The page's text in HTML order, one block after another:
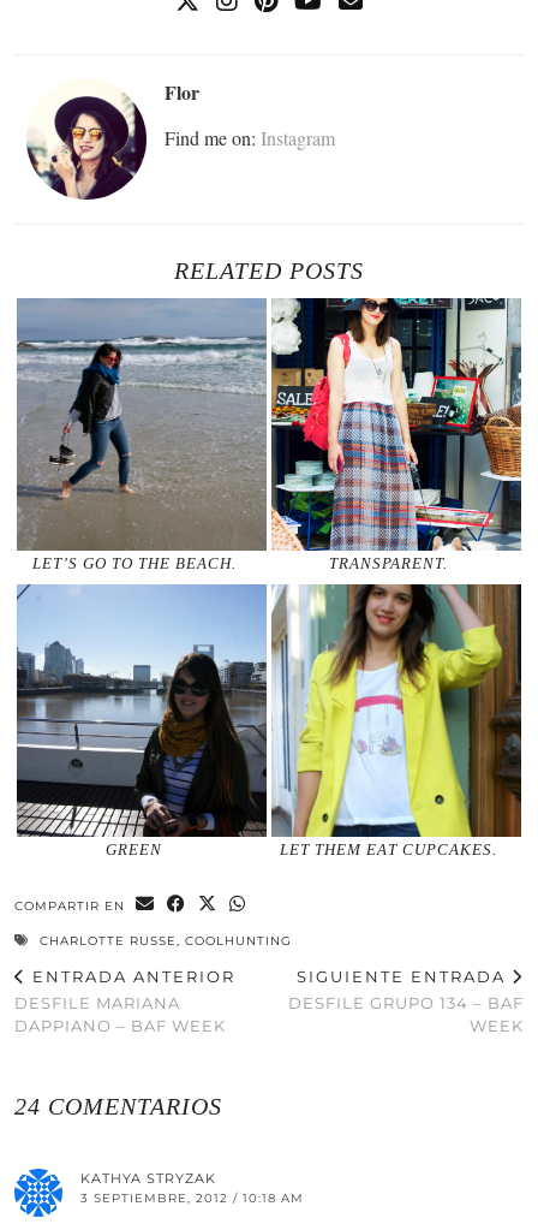
Flor
Find me on: Instagram
RELATED POSTS
LET’S GO TO THE BEACH. TRANSPARENT.
GREEN LET THEM EAT CUPCAKES.
COMPARTIR EN
CHARLOTTE RUSSE COOLHUNTING
ENTRADA ANTERIOR
DESFILE MARIANA
DAPPIANO – BAF WEEK
SIGUIENTE ENTRADA
DESFILE GRUPO 134 – BAF
WEEK
24 COMENTARIOS
KATHYA STRYZAK
3 SEPTIEMBRE, 2012 / 10:18 AM